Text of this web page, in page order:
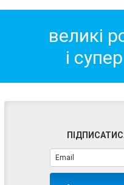
великі
і